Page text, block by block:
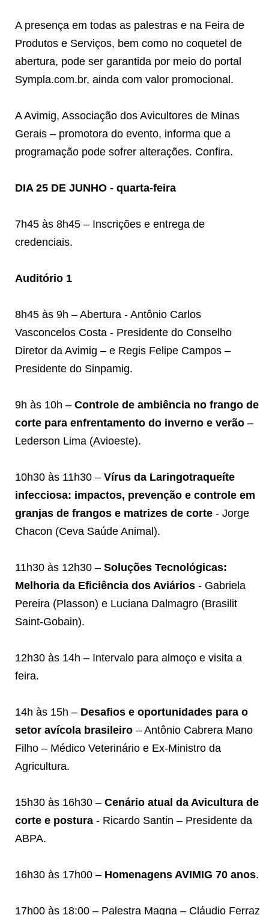
A presença em todas as palestras e na Feira de
Produtos e Serviços, bem como no coquetel de
abertura, pode ser garantida por meio do portal
Sympla.com.br, ainda com valor promocional.
A Avimig, Associação dos Avicultores de Minas
Gerais – promotora do evento, informa que a
programação pode sofrer alterações. Confira.
DIA 25 DE JUNHO - quarta-feira
7h45 às 8h45 – Inscrições e entrega de
credenciais.
Auditório 1
8h45 às 9h – Abertura - Antônio Carlos
Vasconcelos Costa - Presidente do Conselho
Diretor da Avimig – e Regis Felipe Campos –
Presidente do Sinpamig.
9h às 10h – Controle de ambiência no frango de
corte para enfrentamento do inverno e verão –
Lederson Lima (Avioeste).
10h30 às 11h30 – Vírus da Laringotraqueíte
infecciosa: impactos, prevenção e controle em
granjas de frangos e matrizes de corte - Jorge
Chacon (Ceva Saúde Animal).
11h30 às 12h30 – Soluções Tecnológicas:
Melhoria da Eficiência dos Aviários - Gabriela
Pereira (Plasson) e Luciana Dalmagro (Brasilit
Saint-Gobain).
12h30 às 14h – Intervalo para almoço e visita a
feira.
14h às 15h – Desafios e oportunidades para o
setor avícola brasileiro – Antônio Cabrera Mano
Filho – Médico Veterinário e Ex-Ministro da
Agricultura.
15h30 às 16h30 – Cenário atual da Avicultura de
corte e postura - Ricardo Santin – Presidente da
ABPA.
16h30 às 17h00 – Homenagens AVIMIG 70 anos.
17h00 às 18:00 – Palestra Magna – Cláudio Ferraz